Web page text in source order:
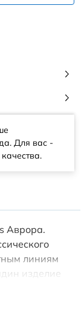
Для вас -
Аврора.
линиям
изделие